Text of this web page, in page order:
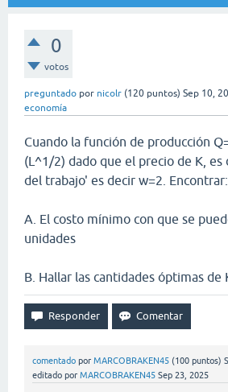
0
votos
preguntado por nicolr (120 puntos) Sep 10,
economía
Cuando la función de producción
(L^1/2) dado que el precio de K,
del trabajo' es decir w=2. Encontrar:
A. El costo mínimo con que se
unidades
B. Hallar las cantidades óptimas de
comentado por MARCOBRAKEN45 (100 puntos)
editado por MARCOBRAKEN45 Sep 23, 2025